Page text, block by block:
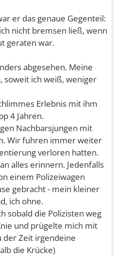
er das genaue Gegenteil:
nicht bremsen ließ, wenn
geraten war.
abgesehen. Meine
soweit ich weiß, weniger
Erlebnis mit ihm
4 Jahren.
Nachbarsjungen mit
Wir fuhren immer weiter
verloren hatten.
alles erinnern. Jedenfalls
einem Polizeiwagen
gebracht - mein kleiner
ich ohne.
sobald die Polizisten weg
und prügelte mich mit
der Zeit irgendeine
die Krücke)